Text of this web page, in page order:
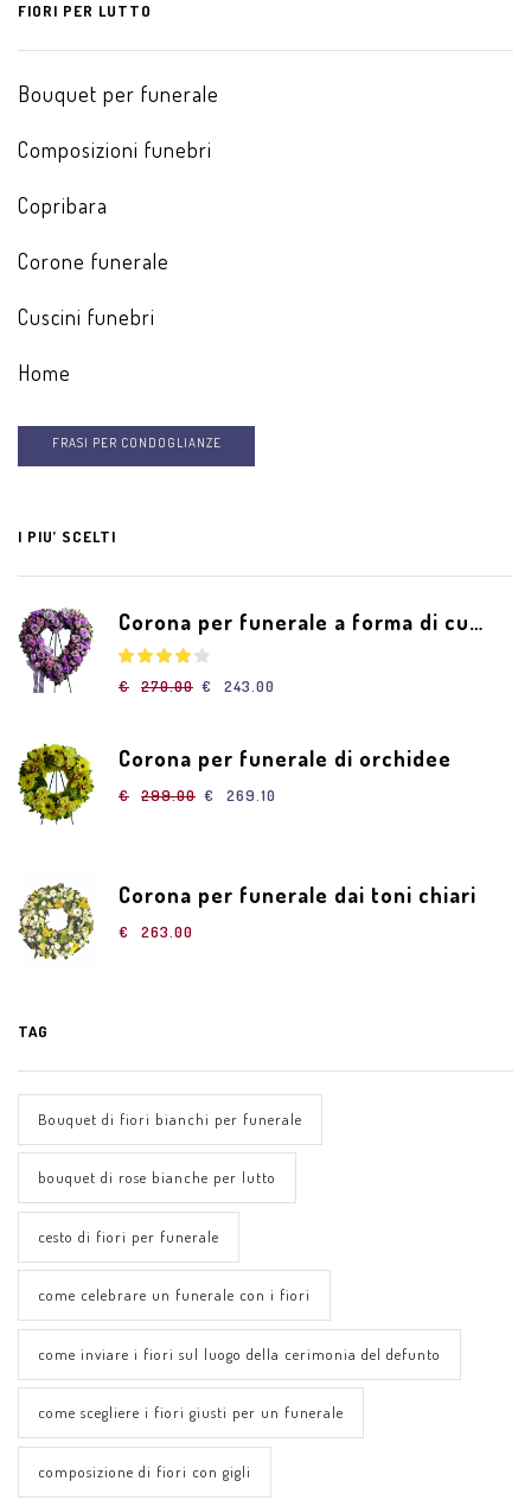
FIORI PER LUTTO
Bouquet per funerale
Composizioni funebri
Copribara
Corone funerale
Cuscini funebri
Home
FRASI PER CONDOGLIANZE
I PIU’ SCELTI
Corona per funerale a forma di cuore di fiori rosa
€ 270.00 € 243.00
Corona per funerale di orchidee
€ 299.00 € 269.10
Corona per funerale dai toni chiari
€ 263.00
TAG
Bouquet di fiori bianchi per funerale
bouquet di rose bianche per lutto
cesto di fiori per funerale
come celebrare un funerale con i fiori
come inviare i fiori sul luogo della cerimonia del defunto
come scegliere i fiori giusti per un funerale
composizione di fiori con gigli